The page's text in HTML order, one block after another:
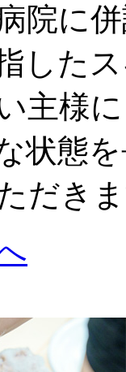
院に
した
主様
状態
だき